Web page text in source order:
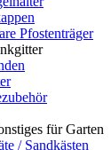
Pfostenträger
für Garten
/ Sandkästen